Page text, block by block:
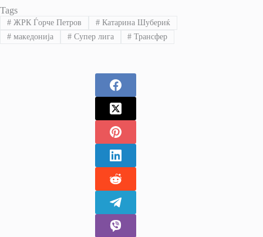
Tags
#ЖРК Ѓорче Петров #Катарина Шубериќ
#македонија #Супер лига # Трансфер